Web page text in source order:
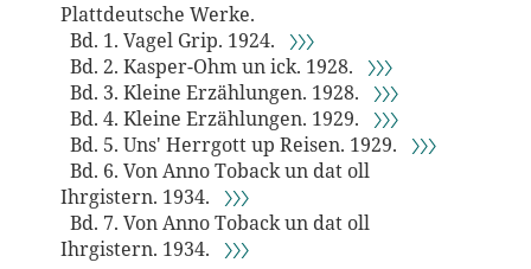
Plattdeutsche Werke.
Bd. 1. Vagel Grip. 1924. 〉〉〉
Bd. 2. Kasper-Ohm un ick. 1928. 〉〉〉
Bd. 3. Kleine Erzählungen. 1928. 〉〉〉
Bd. 4. Kleine Erzählungen. 1929. 〉〉〉
Bd. 5. Uns' Herrgott up Reisen. 1929. 〉〉〉
Bd. 6. Von Anno Toback un dat oll
Ihrgistern. 1934. 〉〉〉
Bd. 7. Von Anno Toback un dat oll
Ihrgistern. 1934. 〉〉〉